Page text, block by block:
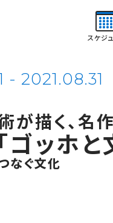
スケジ
ット購入について
が描く、名
ゴッホと
なぐ文化
- 2021.08.31